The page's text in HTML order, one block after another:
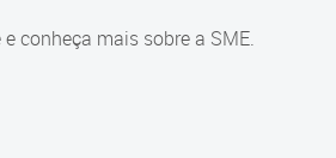
e conheça mais sobre a SME.